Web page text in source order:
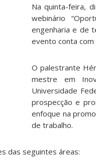
Na quinta-feira,
webinário
engenharia e de
evento conta com
O palestrante
mestre em
Universidade
prospecção e
enfoque na
de trabalho.
das seguintes áreas: